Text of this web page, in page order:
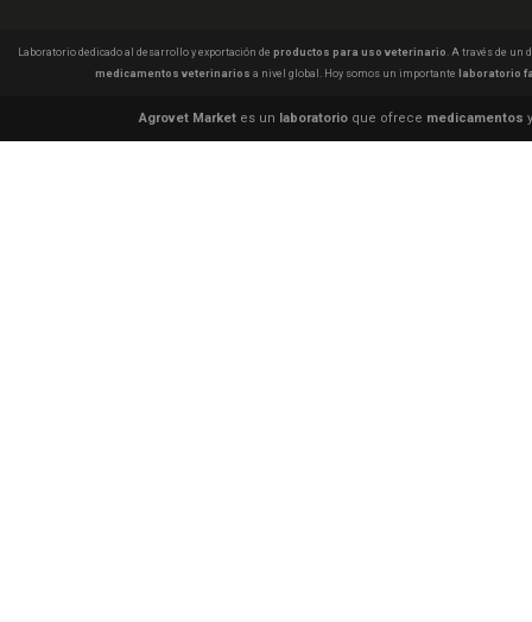
Laboratorio dedicado al desarrollo y exportación de productos para uso veterinario . A través de
medicamentos veterinarios a nivel global. Hoy somos un importante laboratorio
Agrovet Market es un laboratorio que ofrece medicamentos